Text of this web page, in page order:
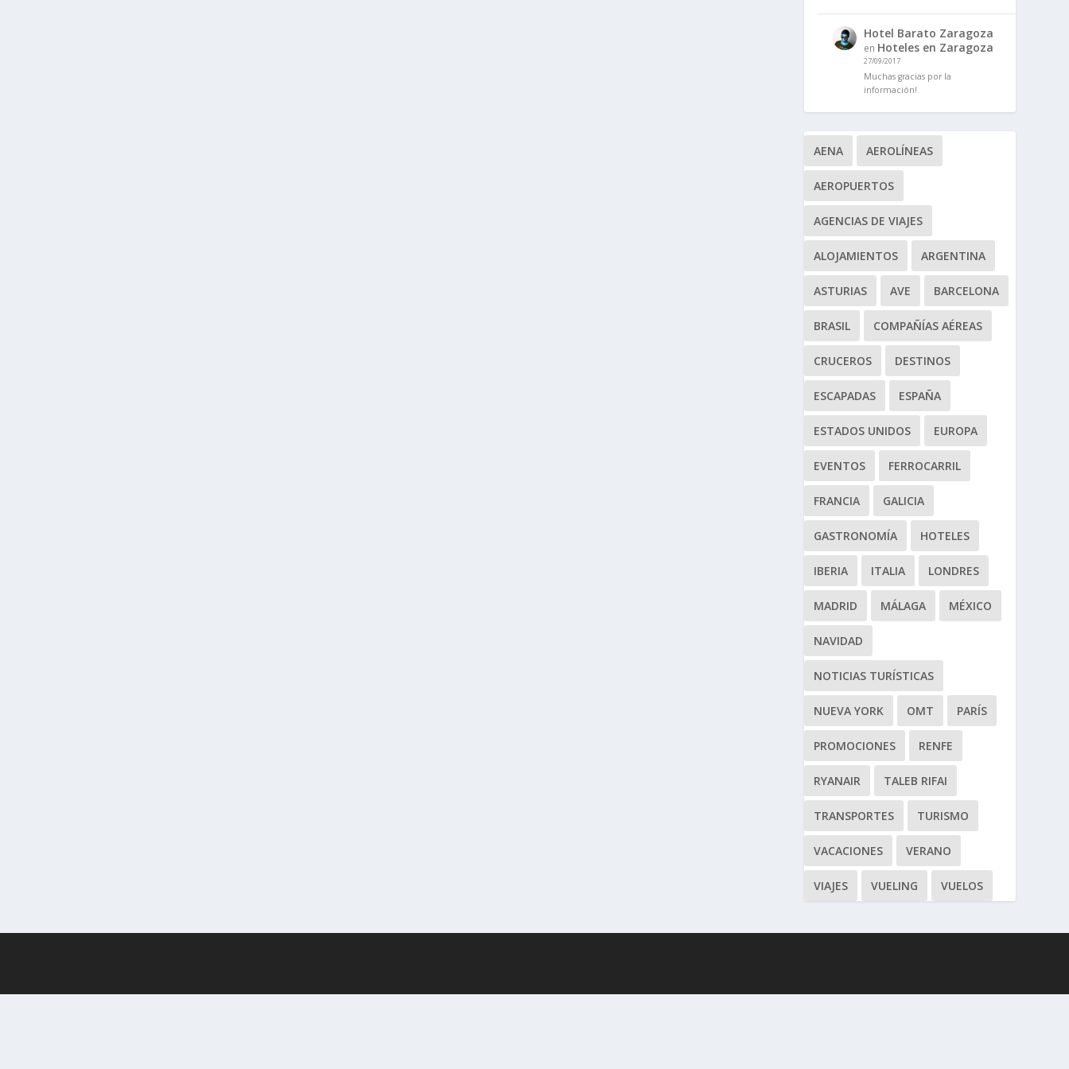
Hotel Barato Zaragoza
en Hoteles en Zaragoza
27/09/2017
Muchas gracias por la
información!
AENA AEROLÍNEAS
AEROPUERTOS
AGENCIAS DE VIAJES
ALOJAMIENTOS ARGENTINA
ASTURIAS AVE BARCELONA
BRASIL COMPAÑÍAS AÉREAS
CRUCEROS DESTINOS
ESCAPADAS ESPAÑA
ESTADOS UNIDOS EUROPA
EVENTOS FERROCARRIL
FRANCIA GALICIA
GASTRONOMÍA HOTELES
IBERIA ITALIA LONDRES
MADRID MÁLAGA MÉXICO
NAVIDAD
NOTICIAS TURÍSTICAS
NUEVA YORK OMT PARÍS
PROMOCIONES RENFE
RYANAIR TALEB RIFAI
TRANSPORTES TURISMO
VACACIONES VERANO
VIAJES VUELING VUELOS